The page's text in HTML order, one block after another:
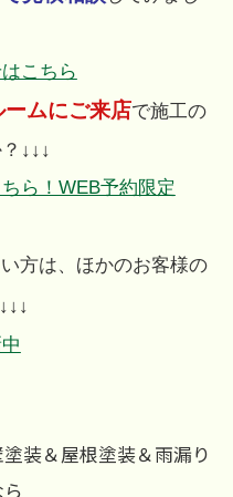
こちら
ームにご来店で施工の
↓↓↓
ら！WEB予約限定
方は、ほかのお客様の
装＆屋根塗装＆雨漏り